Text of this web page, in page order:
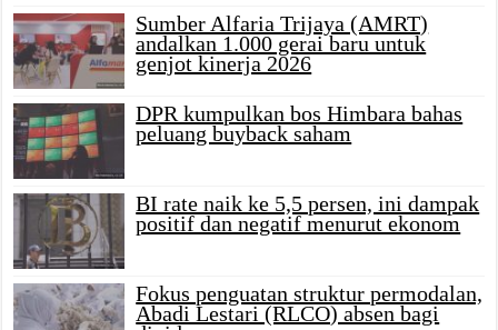
Sumber Alfaria Trijaya (AMRT)
andalkan 1.000 gerai baru untuk
genjot kinerja 2026
DPR kumpulkan bos Himbara bahas
peluang buyback saham
BI rate naik ke 5,5 persen, ini dampak
positif dan negatif menurut ekonom
Fokus penguatan struktur permodalan,
Abadi Lestari (RLCO) absen bagi